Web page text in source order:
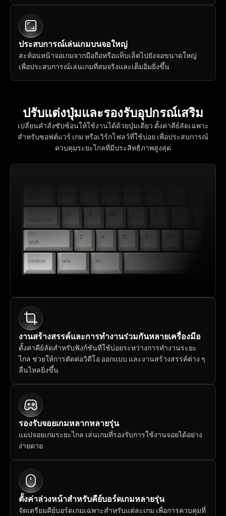
ประสบการณ์เล่นเกมบนจอใหญ่
สะท้อนหน้าจอเกมจากมือถือหรือแท็บเล็ตไปยังจอขนาดใหญ่
เพื่อประสบการณ์เล่นเกมที่สมจริงและเต็มอิ่มยิ่งขึ้น
ปรับแต่งปุ่มและรองรับอุปกรณ์เสริม
เปลี่ยนคำสั่งซับซ้อนให้ใช้งานได้ด้วยปุ่มเดียว ตั้งค่าคีย์ลัดเฉพาะ
สำหรับซอฟต์แวร์ เกม หรือเวิร์กโฟลว์ที่ใช้บ่อย เพื่อประสบการณ์
ควบคุมระยะไกลที่มีประสิทธิภาพสูงสุด
งานสร้างสรรค์และการทำงานร่วมกันหลายเครื่องมือ
ตั้งค่าคีย์ลัดสำหรับฟังก์ชันที่ใช้บ่อยระหว่างการทำงานระยะ
ไกล ช่วยให้การตัดต่อวิดีโอ ออกแบบ และงานสร้างสรรค์ต่าง ๆ
ลื่นไหลยิ่งขึ้น
รองรับจอยเกมหลากหลายรุ่น
แมปจอยเกมระยะไกล เล่นเกมที่รองรับการใช้งานจอยได้อย่าง
ง่ายดาย
ตั้งค่าล่วงหน้าสำหรับคีย์บอร์ดเกมหลายรุ่น
จัดเตรียมคีย์บอร์ดเกมเฉพาะสำหรับแต่ละเกม เพื่อการควบคุมที่